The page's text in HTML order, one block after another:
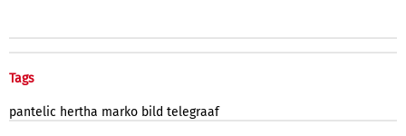
Tags
pantelic hertha marko bild telegraaf